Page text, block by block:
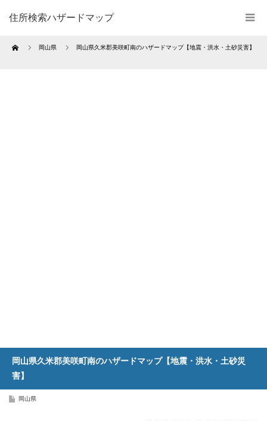
住所検索ハザードマップ
Home 岡山県 岡山県久米郡美咲町南のハザードマップ【地震・洪水・土砂災害】
岡山県久米郡美咲町南のハザードマップ【地震・洪水・土砂災
害】
岡山県